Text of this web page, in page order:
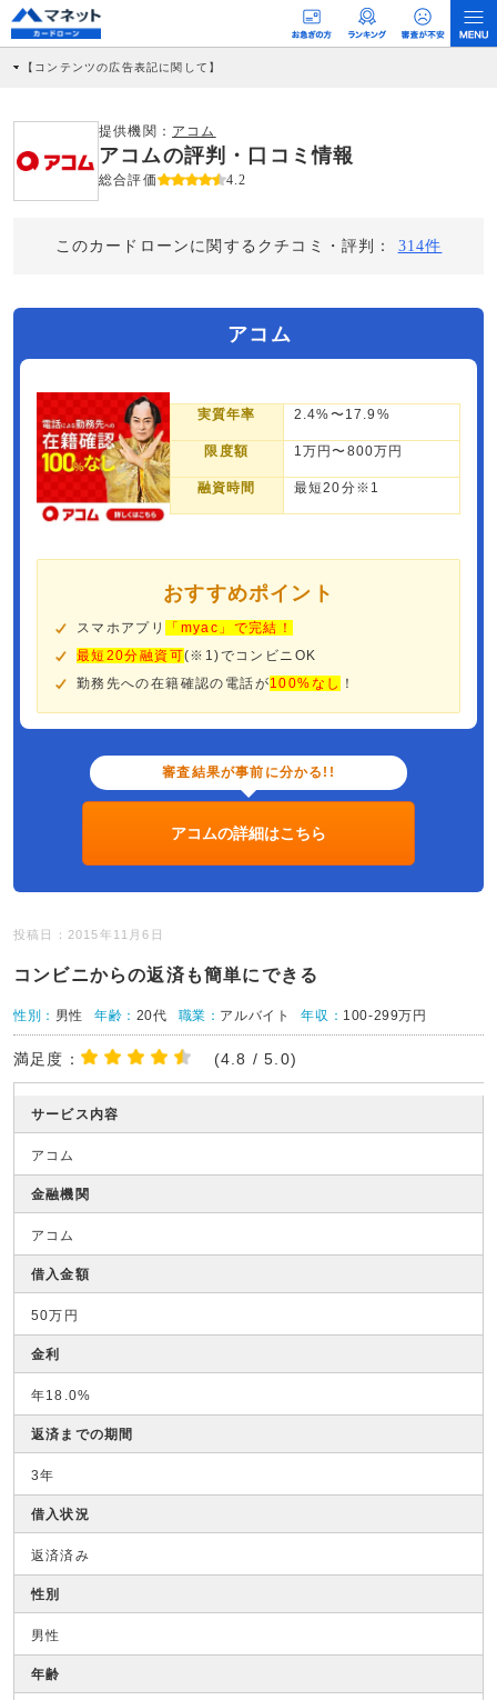
【コンテンツの広告表記に関して】
社に対して企業から紹介報酬が支払われるという収益モデルです。 ただし、特定の
商品を根拠なくPRするものではなく、当編集部の調査／ユーザーへの口コミ収集な
どに基づき、公平性を担保した情報提供を行っています。
>提携企業一覧
提供機関： アコム
アコムの評判・口コミ情報
総合評価 4.2
このカードローンに関するクチコミ・評判： 314件
アコム
実質年率 2.4%〜17.9%
限度額 1万円〜800万円
融資時間 最短20分※1
おすすめポイント
スマホアプリ
「myac」で完結！
最短20分融資可(※1)でコンビニOK
勤務先への在籍確認の電話が100%なし ！
審査結果が事前に分かる!!
アコムの詳細はこちら
投稿日：2015年11月6日
コンビニからの返済も簡単にできる
性別： 男性 年齢： 20代 職業： アルバイト 年収： 100-299万円
満足度： (4.8 / 5.0)
サービス内容
アコム
金融機関
アコム
借入金額
50万円
金利
年18.0%
返済までの期間
3年
借入状況
返済済み
性別
男性
年齢